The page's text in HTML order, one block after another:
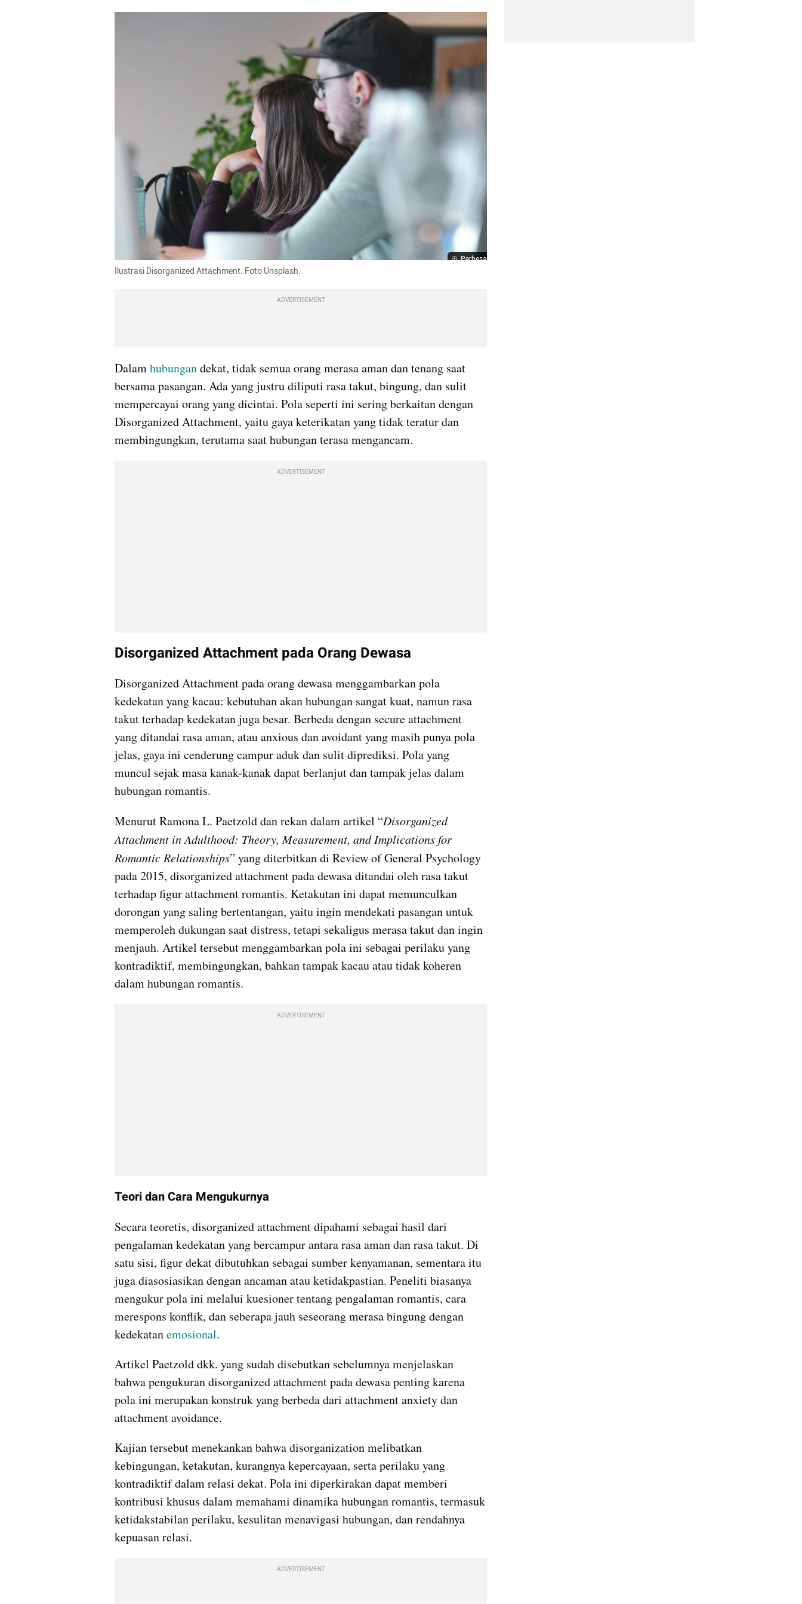
Perbesar
Ilustrasi Disorganized Attachment. Foto Unsplash.
ADVERTISEMENT
Dalam hubungan dekat, tidak semua orang merasa aman dan tenang saat
bersama pasangan. Ada yang justru diliputi rasa takut, bingung, dan sulit
mempercayai orang yang dicintai. Pola seperti ini sering berkaitan dengan
Disorganized Attachment, yaitu gaya keterikatan yang tidak teratur dan
membingungkan, terutama saat hubungan terasa mengancam.
ADVERTISEMENT
Disorganized Attachment pada Orang Dewasa
Disorganized Attachment pada orang dewasa menggambarkan pola
kedekatan yang kacau: kebutuhan akan hubungan sangat kuat, namun rasa
takut terhadap kedekatan juga besar. Berbeda dengan secure attachment
yang ditandai rasa aman, atau anxious dan avoidant yang masih punya pola
jelas, gaya ini cenderung campur aduk dan sulit diprediksi. Pola yang
muncul sejak masa kanak-kanak dapat berlanjut dan tampak jelas dalam
hubungan romantis.
Menurut Ramona L. Paetzold dan rekan dalam artikel “Disorganized
Attachment in Adulthood: Theory, Measurement, and Implications for
Romantic Relationships” yang diterbitkan di Review of General Psychology
pada 2015, disorganized attachment pada dewasa ditandai oleh rasa takut
terhadap figur attachment romantis. Ketakutan ini dapat memunculkan
dorongan yang saling bertentangan, yaitu ingin mendekati pasangan untuk
memperoleh dukungan saat distress, tetapi sekaligus merasa takut dan ingin
menjauh. Artikel tersebut menggambarkan pola ini sebagai perilaku yang
kontradiktif, membingungkan, bahkan tampak kacau atau tidak koheren
dalam hubungan romantis.
ADVERTISEMENT
Teori dan Cara Mengukurnya
Secara teoretis, disorganized attachment dipahami sebagai hasil dari
pengalaman kedekatan yang bercampur antara rasa aman dan rasa takut. Di
satu sisi, figur dekat dibutuhkan sebagai sumber kenyamanan, sementara itu
juga diasosiasikan dengan ancaman atau ketidakpastian. Peneliti biasanya
mengukur pola ini melalui kuesioner tentang pengalaman romantis, cara
merespons konflik, dan seberapa jauh seseorang merasa bingung dengan
kedekatan emosional.
Artikel Paetzold dkk. yang sudah disebutkan sebelumnya menjelaskan
bahwa pengukuran disorganized attachment pada dewasa penting karena
pola ini merupakan konstruk yang berbeda dari attachment anxiety dan
attachment avoidance.
Kajian tersebut menekankan bahwa disorganization melibatkan
kebingungan, ketakutan, kurangnya kepercayaan, serta perilaku yang
kontradiktif dalam relasi dekat. Pola ini diperkirakan dapat memberi
kontribusi khusus dalam memahami dinamika hubungan romantis, termasuk
ketidakstabilan perilaku, kesulitan menavigasi hubungan, dan rendahnya
kepuasan relasi.
ADVERTISEMENT